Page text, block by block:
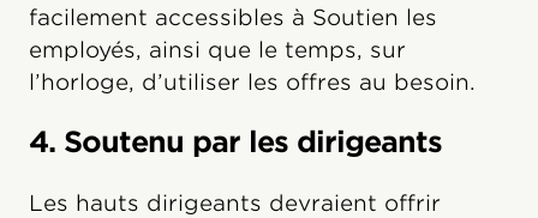
facilement accessibles à Soutien les
employés, ainsi que le temps, sur
l’horloge, d’utiliser les offres au besoin.
4. Soutenu par les dirigeants
Les hauts dirigeants devraient offrir